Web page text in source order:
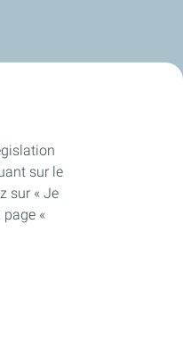
sur le
sur « Je
«